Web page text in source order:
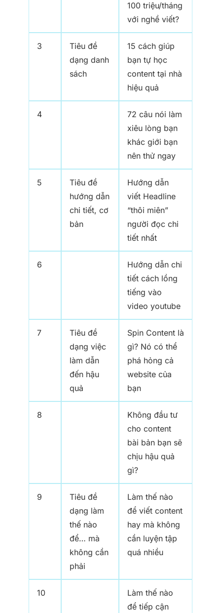
100 triệu/tháng
với nghề viết?
3
Tiêu đề
dạng danh
sách
15 cách giúp
bạn tự học
content tại nhà
hiệu quả
4
72 câu nói làm
xiêu lòng bạn
khác giới bạn
nên thử ngay
5
Tiêu đề
hướng dẫn
chi tiết, cơ
bản
Hướng dẫn
viết Headline
“thôi miên”
người đọc chi
tiết nhất
6
Hướng dẫn chi
tiết cách lồng
tiếng vào
video youtube
7
Tiêu đề
dạng việc
làm dẫn
đến hậu
quả
Spin Content là
gì? Nó có thể
phá hỏng cả
website của
bạn
8
Không đầu tư
cho content
bài bản bạn sẽ
chịu hậu quả
gì?
9
Tiêu đề
dạng làm
thế nào
để… mà
không cần
phải
Làm thế nào
để viết content
hay mà không
cần luyện tập
quá nhiều
10
Làm thế nào
để tiếp cận